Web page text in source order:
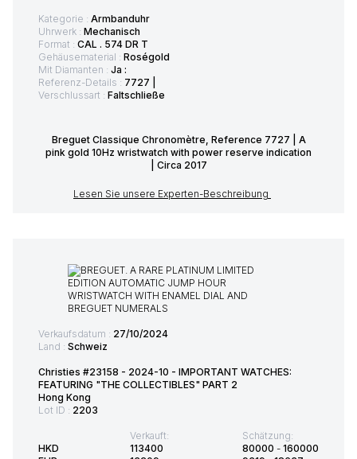
Kategorie : Armbanduhr
Uhrwerk : Mechanisch
Format : CAL . 574 DR T
Gehäusematerial : Roségold
Mit Diamanten : Ja :
Referenz-Details : 7727 |
Verschlussart : Faltschließe
Breguet Classique Chronomètre, Reference 7727 | A
pink gold 10Hz wristwatch with power reserve indication
| Circa 2017
Lesen Sie unsere Experten-Beschreibung
Verkaufsdatum : 27/10/2024
Land : Schweiz
Christies #23158 - 2024-10 - IMPORTANT WATCHES:
FEATURING "THE COLLECTIBLES" PART 2
Hong Kong
Lot ID : 2203
HKD
Verkauft:
113400
Schätzung:
80000 - 160000